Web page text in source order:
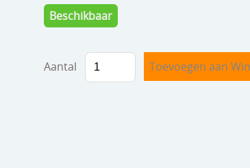
Beschikbaar
Aantal